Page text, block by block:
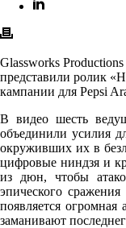
Glassworks
представили ролик
кампании для Pepsi
В видео шесть
объединили усилия
окруживших их в
цифровые ниндзя и
из дюн, чтобы
эпического
появляется
заманивают